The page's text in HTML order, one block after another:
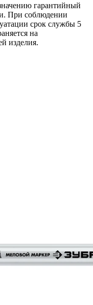
гарантийный
При соблюдении
срок службы 5
на
изделия.